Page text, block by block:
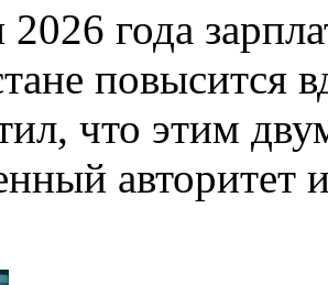
года
повысится
что этим